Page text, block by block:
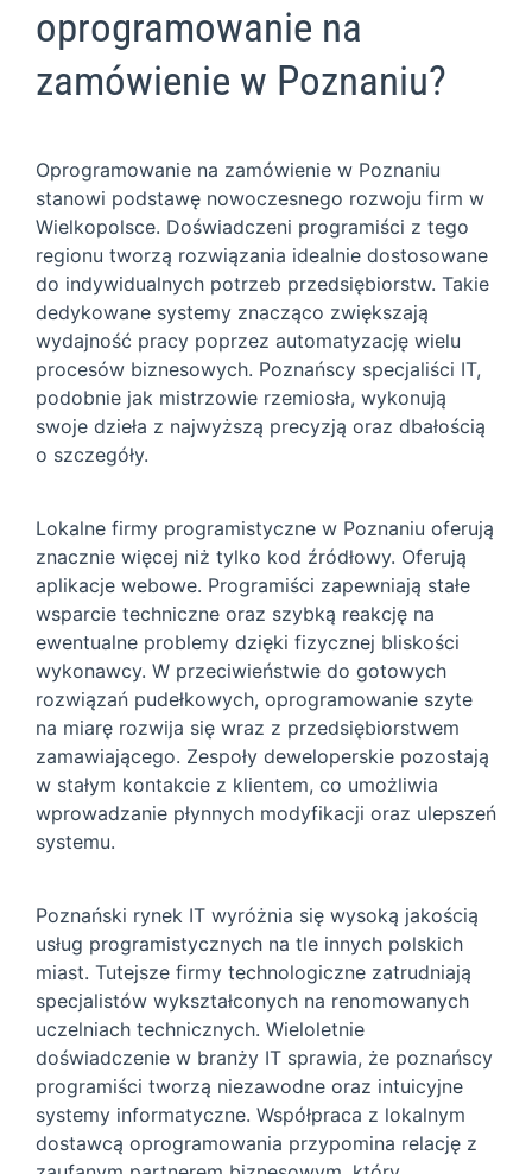
oprogramowanie na
zamówienie w Poznaniu?
Oprogramowanie na zamówienie w Poznaniu
stanowi podstawę nowoczesnego rozwoju firm w
Wielkopolsce. Doświadczeni programiści z tego
regionu tworzą rozwiązania idealnie dostosowane
do indywidualnych potrzeb przedsiębiorstw. Takie
dedykowane systemy znacząco zwiększają
wydajność pracy poprzez automatyzację wielu
procesów biznesowych. Poznańscy specjaliści IT,
podobnie jak mistrzowie rzemiosła, wykonują
swoje dzieła z najwyższą precyzją oraz dbałością
o szczegóły.
Lokalne firmy programistyczne w Poznaniu oferują
znacznie więcej niż tylko kod źródłowy. Oferują
aplikacje webowe. Programiści zapewniają stałe
wsparcie techniczne oraz szybką reakcję na
ewentualne problemy dzięki fizycznej bliskości
wykonawcy. W przeciwieństwie do gotowych
rozwiązań pudełkowych, oprogramowanie szyte
na miarę rozwija się wraz z przedsiębiorstwem
zamawiającego. Zespoły deweloperskie pozostają
w stałym kontakcie z klientem, co umożliwia
wprowadzanie płynnych modyfikacji oraz ulepszeń
systemu.
Poznański rynek IT wyróżnia się wysoką jakością
usług programistycznych na tle innych polskich
miast. Tutejsze firmy technologiczne zatrudniają
specjalistów wykształconych na renomowanych
uczelniach technicznych. Wieloletnie
doświadczenie w branży IT sprawia, że poznańscy
programiści tworzą niezawodne oraz intuicyjne
systemy informatyczne. Współpraca z lokalnym
dostawcą oprogramowania przypomina relację z